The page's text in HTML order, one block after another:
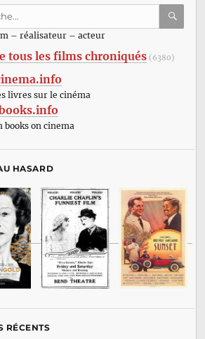
– réalisateur – acteur
tous les films chroniqués (6380)
livres sur le cinéma
books on cinema
HASARD
RÉCENTS